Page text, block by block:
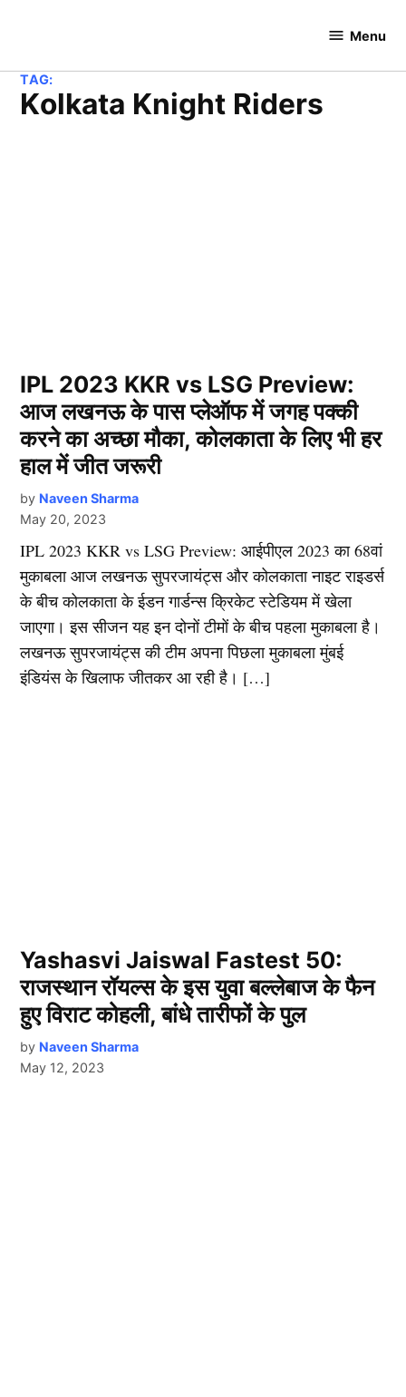
Hundred
Menu
TAG:
Kolkata Knight Riders
IPL 2023 KKR vs LSG Preview:
आज लखनऊ के पास प्लेऑफ में जगह पक्की
करने का अच्छा मौका, कोलकाता के लिए भी हर
हाल में जीत जरूरी
by Naveen Sharma
May 20, 2023
IPL 2023 KKR vs LSG Preview: आईपीएल 2023 का 68वां
मुकाबला आज लखनऊ सुपरजायंट्स और कोलकाता नाइट राइडर्स
के बीच कोलकाता के ईडन गार्डन्स क्रिकेट स्टेडियम में खेला
जाएगा। इस सीजन यह इन दोनों टीमों के बीच पहला मुकाबला है।
लखनऊ सुपरजायंट्स की टीम अपना पिछला मुकाबला मुंबई
इंडियंस के खिलाफ जीतकर आ रही है। […]
Yashasvi Jaiswal Fastest 50:
राजस्थान रॉयल्स के इस युवा बल्लेबाज के फैन
हुए विराट कोहली, बांधे तारीफों के पुल
by Naveen Sharma
May 12, 2023